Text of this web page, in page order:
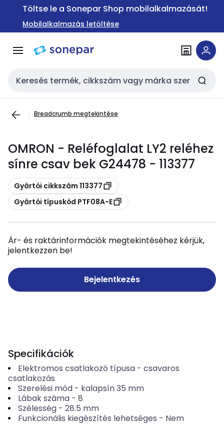
Ugrás a
Ugrás a
tartalomra
Töltse le a Sonepar Shop mobilalkalmazását!
Mobilalkalmazás letöltése
Keresési bemenet
Breadcrumb megtekintése
OMRON - Reléfoglalat LY2 reléhez
sínre csav bek G24478 - 113377
Másolás
Gyártói cikkszám 113377
Másolás
Gyártói típuskód PTF08A-E
Ár- és raktárinformációk megtekintéséhez kérjük,
jelentkezzen be!
Bejelentkezés
Specifikációk
Elektromos csatlakozó típusa- csavaros
csatlakozás
Szerelési mód- kalapsín 35 mm
Lábak száma- 8
Szélesség- 28.5 mm
Funkcionális kiegészítés lehetséges - Nem